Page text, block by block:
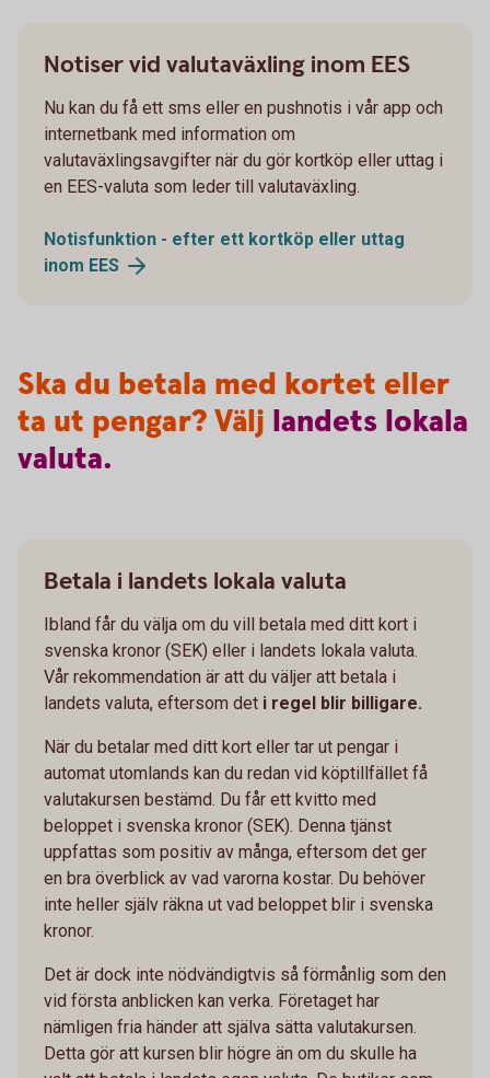
Notiser vid valutaväxling inom EES
Nu kan du få ett sms eller en pushnotis i vår app och
internetbank med information om
valutaväxlingsavgifter när du gör kortköp eller uttag i
en EES-valuta som leder till valutaväxling.
Notisfunktion - efter ett kortköp eller uttag
inom EES
Ska du betala med kortet eller
ta ut pengar? Välj landets lokala
valuta.
Betala i landets lokala valuta
Ibland får du välja om du vill betala med ditt kort i
svenska kronor (SEK) eller i landets lokala valuta.
Vår rekommendation är att du väljer att betala i
landets valuta, eftersom det i regel blir billigare.
När du betalar med ditt kort eller tar ut pengar i
automat utomlands kan du redan vid köptillfället få
valutakursen bestämd. Du får ett kvitto med
beloppet i svenska kronor (SEK). Denna tjänst
uppfattas som positiv av många, eftersom det ger
en bra överblick av vad varorna kostar. Du behöver
inte heller själv räkna ut vad beloppet blir i svenska
kronor.
Det är dock inte nödvändigtvis så förmånlig som den
vid första anblicken kan verka. Företaget har
nämligen fria händer att själva sätta valutakursen.
Detta gör att kursen blir högre än om du skulle ha